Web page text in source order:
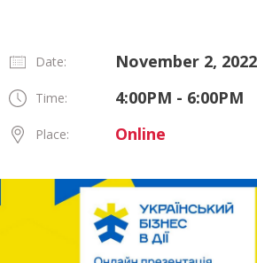
Date: November 2, 2022
Time: 4:00PM - 6:00PM
Place: Online